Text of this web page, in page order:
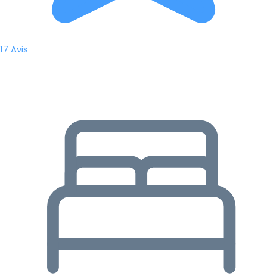
17 Avis